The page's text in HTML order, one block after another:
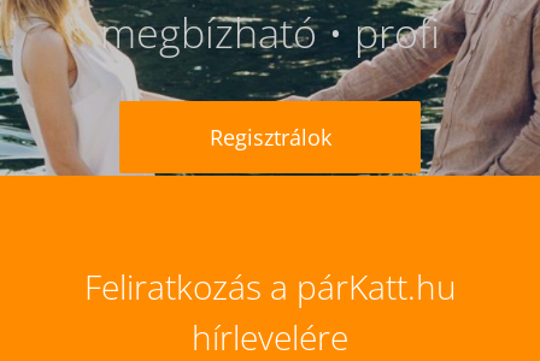
megbízható • profi
Regisztrálok
Feliratkozás a párKatt.hu
hírlevelére